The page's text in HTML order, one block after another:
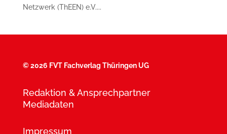
Netzwerk (ThEEN) e.V....
©2026 FVT Fachverlag Thüringen UG
Redaktion & Ansprechpartner
Mediadaten
Impressum